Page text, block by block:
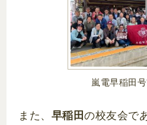
嵐電早稲田
また、 早稲田の校友会で